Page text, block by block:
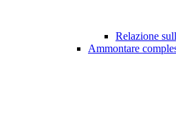
Relazione
Ammontare